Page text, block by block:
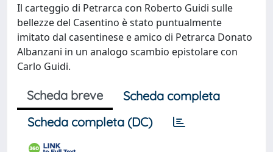
Il carteggio di Petrarca con Roberto Guidi sulle
bellezze del Casentino è stato puntualmente
imitato dal casentinese e amico di Petrarca Donato
Albanzani in un analogo scambio epistolare con
Carlo Guidi.
Scheda breve
Scheda completa
Scheda completa (DC)